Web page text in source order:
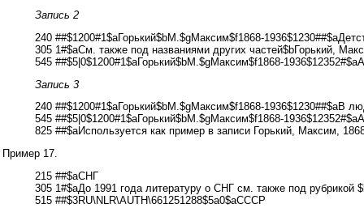
Запись 2
240 ##$1200#1$aГорький$bМ.$gМаксим$f1868-
305 1#$aСм. также под названиями других частей$bГорький,
545 ##$5|0$1200#1$aГорький$bМ.$gМаксим$f1868-
Запись 3
240 ##$1200#1$aГорький$bМ.$gМаксим$f1868-1936$1230##$aВ
545 ##$5|0$1200#1$aГорький$bМ.$gМаксим$f1868-
825 ##$aИспользуется как пример в записи Горький, Максим,
Пример 17.
215 ##$aСНГ
305 1#$aДо 1991 года литературу о СНГ см. также под рубрикой
515 ##$3RU\NLR\AUTH\661251288$5a0$aСССР